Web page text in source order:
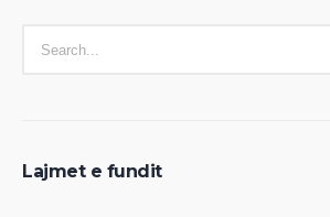
Lajmet e fundit